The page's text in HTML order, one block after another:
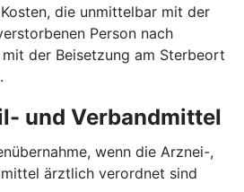
die unmittelbar mit der
Person nach
der Beisetzung am Sterbeort
und Verbandmittel
wenn die Arznei-,
ärztlich verordnet sind